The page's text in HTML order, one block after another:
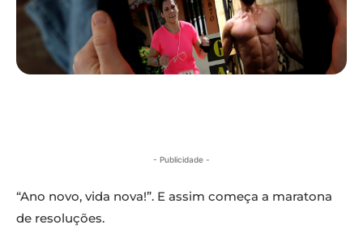
- Publicidade -
“Ano novo, vida nova!”. E assim começa a maratona
de resoluções.